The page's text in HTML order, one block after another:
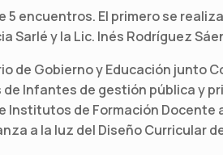
5 encuentros. El primero se
Sarlé y la Lic. Inés Rodríguez
de Gobierno y Educación junto
de Infantes de gestión pública y
Institutos de Formación Docente
a la luz del Diseño Curricular